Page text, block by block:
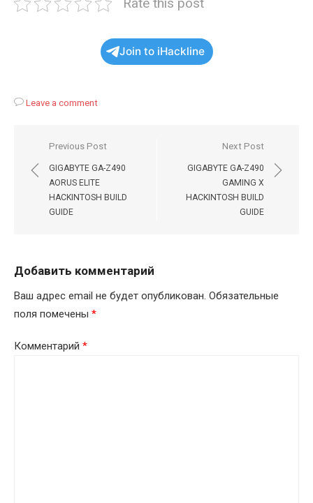
Join to iHackline
Leave a comment
Навигация
по
записям
Previous Post
GIGABYTE GA-Z490
AORUS ELITE
HACKINTOSH BUILD
GUIDE
Next Post
GIGABYTE GA-Z490
GAMING X
HACKINTOSH BUILD
GUIDE
Добавить комментарий
Ваш адрес email не будет опубликован. Обязательные
поля помечены *
Комментарий *